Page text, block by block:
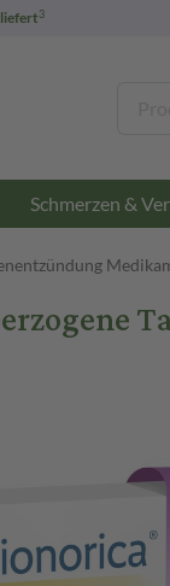
3
Schmerzen &